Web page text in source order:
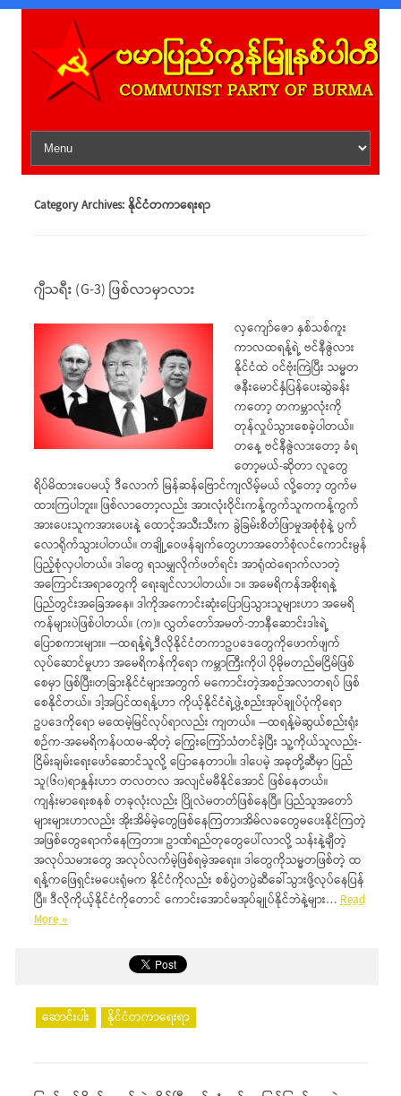
Skip to content
Category Archives:နိုင်ငံတကာရေးရာ
ဂျီသရီး (G-3) ဖြစ်လာမှာလား
လှကျော်ဇော နှစ်သစ်ကူး
ကာလထရန့်ရဲ့ ဗင်နီဇွဲလား
နိုင်ငံထဲ ဝင်ဗုံးကြဲပြီး သမ္မတ
ဇနီးမောင်နှံပြန်ပေးဆွဲခန်း
ကတော့ တကမ္ဘာလုံးကို
တုန်လှုပ်သွားစေခဲ့ပါတယ်။
တနေ့ ဗင်နီဇွဲလားတော့ ခံရ
တော့မယ်-ဆိုတာ လူတွေ
ရိပ်မိထားပေမယ့် ဒီလောက် မြန်ဆန်ဗြောင်ကျလိမ့်မယ် လို့တော့ တွက်မ
ထားကြပါဘူး။ ဖြစ်လာတော့လည်း အားလုံးဝိုင်းကန့်ကွက်သူကကန့်ကွက်
အားပေးသူကအားပေးနဲ့ ထောင့်အသီးသီးက ခွဲခြမ်းစိတ်ဖြာမှုအစုံစုံနဲ့ ပွက်
လောရိုက်သွားပါတယ်။ တချို့ဝေဖန်ချက်တွေဟာအတော်စုံလင်ကောင်းမွန်
ပြည့်စုံလှပါတယ်။ ဒါတွေ ရသမျှလိုက်ဖတ်ရင်း အာရုံထဲရောက်လာတဲ့
အကြောင်းအရာတွေကို ရေးချင်လာပါတယ်။ ၁။ အမေရိကန်အစိုးရနဲ့
ပြည်တွင်းအခြေအနေ။ ဒါကိုအကောင်းဆုံးပြောပြသွားသူများဟာ အမေရိ
ကန်များပဲဖြစ်ပါတယ်။ (က)။ လွှတ်တော်အမတ်-ဘာနီဆောင်းဒါးရဲ့
ပြောစကားများ။ —ထရန့်ရဲ့ဒီလိုနိုင်ငံတကာဥပဒေတွေကိုဖောက်ဖျက်
လုပ်ဆောင်မှုဟာ အမေရိကန်ကိုရော ကမ္ဘာကြီးကိုပါ ပိုမိုမတည်မငြိမ်ဖြစ်
စေမှာ ဖြစ်ပြီး၊တခြားနိုင်ငံများအတွက် မကောင်းတဲ့အစဉ်အလာတရပ် ဖြစ်
စေနိုင်တယ်။ ဒါ့အပြင်ထရန့်ဟာ ကိုယ့်နိုင်ငံရဲ့ဖွဲ့စည်းအုပ်ချုပ်ပုံကိုရော
ဥပဒေကိုရော မထေမဲ့မြင်လုပ်ရာလည်း ကျတယ်။ —ထရန့်မဲဆွယ်စည်းရုံး
စဉ်က-အမေရိကန်ပထမ-ဆိုတဲ့ ကြွေးကြော်သံတင်ခဲ့ပြီး သူ့ကိုယ်သူလည်း-
ငြိမ်းချမ်းရေးဖော်ဆောင်သူလို့ ပြောနေတာပါ။ ဒါပေမဲ့ အခုတို့ဆီမှာ ပြည်
သူ(၆၀)ရာနှုန်းဟာ တလတလ အလျင်မမီနိုင်အောင် ဖြစ်နေတယ်။
ကျန်းမာရေးစနစ် တခုလုံးလည်း ပြိုလဲမတတ်ဖြစ်‌နေပြီ။ ပြည်သူအတော်
များများဟာလည်း အိုးအိမ်မဲ့တွေဖြစ်နေကြတာ၊အိမ်လခတွေမပေးနိုင်ကြတဲ့
အဖြစ်တွေရောက်နေကြတာ။ ဥာဏ်ရည်တုတွေပေါ်လာလို့ သန်းနဲ့ချီတဲ့
အလုပ်သမားတွေ အလုပ်လက်မဲ့ဖြစ်ရမဲ့အရေး။ ဒါတွေကိုသမ္မတဖြစ်တဲ့ ထ
ရန့်ကဖြေရှင်းမပေးရုံမက နိုင်ငံကိုလည်း စစ်ပွဲတပွဲဆီခေါ်သွားဖို့လုပ်နေပြန်
ပြီ။ ဒီလိုကိုယ့်နိုင်ငံကိုတောင် ကောင်းအောင်မအုပ်ချုပ်နိုင်ဘဲနဲ့များ…Read
More »
ဆောင်းပါး နိုင်ငံတကာရေးရာ